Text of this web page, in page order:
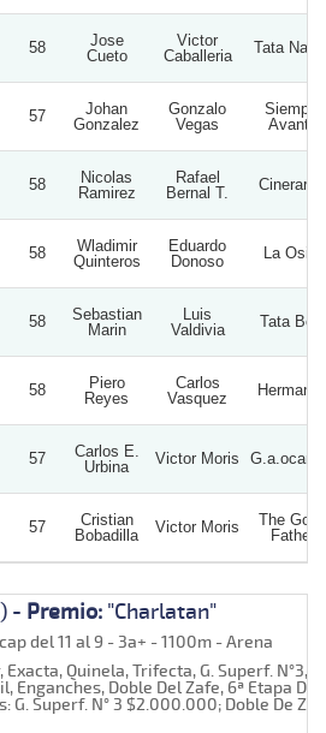
58
Jose
Cueto
Victor
Caballeria
Tata
57
Johan
Gonzalez
Gonzalo
Vegas
Siempre
Avante
58
Nicolas
Ramirez
Rafael
Bernal T.
58
Wladimir
Quinteros
Eduardo
Donoso
La Osito
58
Sebastian
Marin
Luis
Valdivia
Tata Beto
58
Piero
Reyes
Carlos
Vasquez
57
Carlos E.
Urbina
Victor Moris
57
Cristian
Bobadilla
Victor Moris
The Good
Father
- Premio: "Charlatan"
del 11 al 9 - 3a+ - 1100m - Arena
Exacta, Quinela, Trifecta, G. Superf. N°3,
Enganches, Doble Del Zafe, 6ª Etapa Del
G. Superf. N° 3 $2.000.000; Doble De